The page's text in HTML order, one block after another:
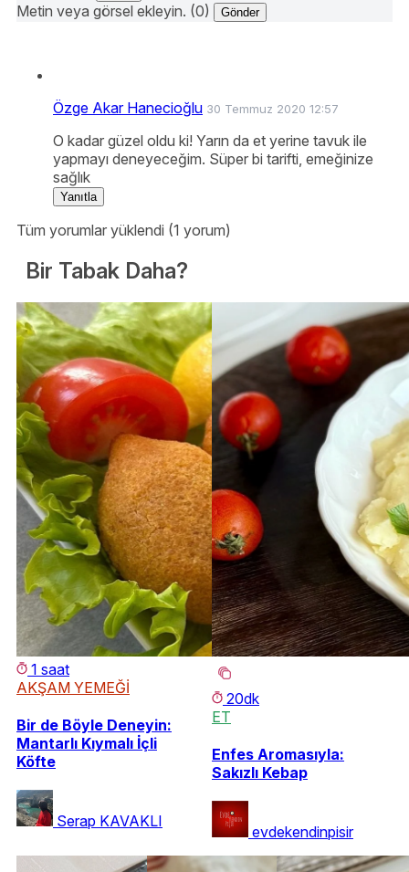
Metin veya görsel ekleyin. (0) Gönder
Özge Akar Hanecioğlu 30 Temmuz 2020 12:57
O kadar güzel oldu ki! Yarın da et yerine tavuk ile
yapmayı deneyeceğim. Süper bi tarifti, emeğinize
sağlık
Yanıtla
Tüm yorumlar yüklendi (1 yorum)
Bir Tabak Daha?
1 saat
AKŞAM YEMEĞİ
Bir de Böyle Deneyin:
Mantarlı Kıymalı İçli
Köfte
Serap KAVAKLI
20dk
ET
Enfes Aromasıyla:
Sakızlı Kebap
evdekendinpisir